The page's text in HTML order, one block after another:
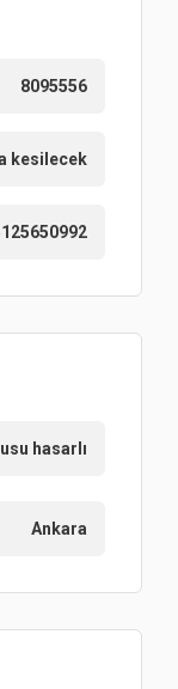
8095556
kesilecek
hasarlı
Ankara